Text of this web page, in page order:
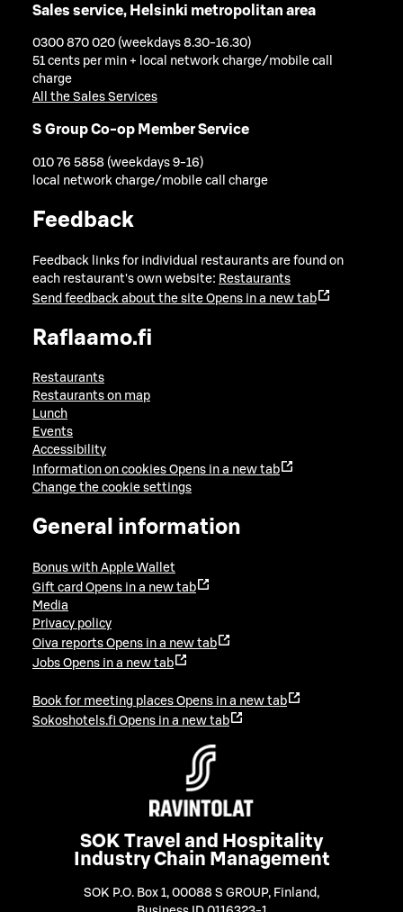
Sales service, Helsinki metropolitan area
0300 870 020 (weekdays 8.30-16.30)
51 cents per min + local network charge/mobile call
charge
All the Sales Services
S Group Co-op Member Service
010 76 5858 (weekdays 9-16)
local network charge/mobile call charge
Feedback
Feedback links for individual restaurants are found on
each restaurant's own website: Restaurants
Send feedback about the site Opens in a new tab
Raflaamo.fi
Restaurants
Restaurants on map
Lunch
Events
Accessibility
Information on cookies Opens in a new tab
Change the cookie settings
General information
Bonus with Apple Wallet
Gift card Opens in a new tab
Media
Privacy policy
Oiva reports Opens in a new tab
Jobs Opens in a new tab
Book for meeting places Opens in a new tab
Sokoshotels.fi Opens in a new tab
SOK Travel and Hospitality
Industry Chain Management
SOK P.O. Box 1, 00088 S GROUP, Finland ,